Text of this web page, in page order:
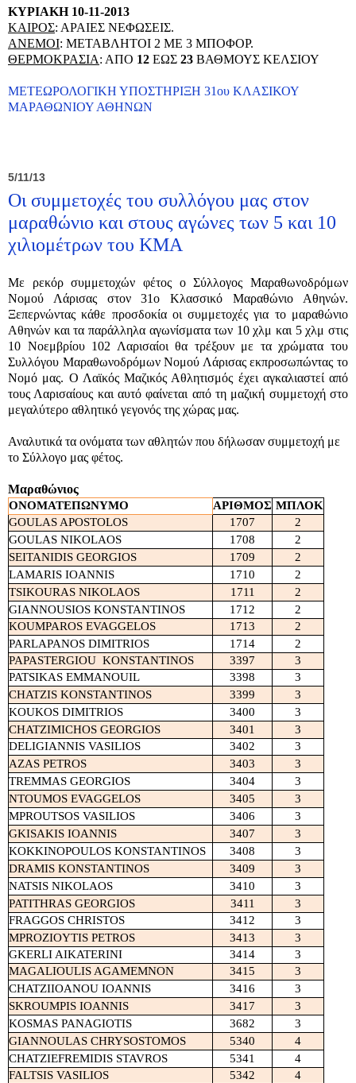
ΚΥΡΙΑΚΗ 10-11-2013
ΚΑΙΡΟΣ: ΑΡΑΙΕΣ ΝΕΦΩΣΕΙΣ.
ΑΝΕΜΟΙ: ΜΕΤΑΒΛΗΤΟΙ 2 ΜΕ 3 ΜΠΟΦΟΡ.
ΘΕΡΜΟΚΡΑΣΙΑ: ΑΠΟ 12 ΕΩΣ 23 ΒΑΘΜΟΥΣ ΚΕΛΣΙΟΥ
ΜΕΤΕΩΡΟΛΟΓΙΚΗ ΥΠΟΣΤΗΡΙΞΗ 31ου ΚΛΑΣΙΚΟΥ
ΜΑΡΑΘΩΝΙΟΥ ΑΘΗΝΩΝ
5/11/13
Οι συμμετοχές του συλλόγου μας στον
μαραθώνιο και στους αγώνες των 5 και 10
χιλιομέτρων του ΚΜΑ
Με ρεκόρ συμμετοχών φέτος ο Σύλλογος Μαραθωνοδρόμων
Νομού Λάρισας στον 31ο Κλασσικό Μαραθώνιο Αθηνών.
Ξεπερνώντας κάθε προσδοκία οι συμμετοχές για το μαραθώνιο
Αθηνών και τα παράλληλα αγωνίσματα των 10 χλμ και 5 χλμ στις
10 Νοεμβρίου 102 Λαρισαίοι θα τρέξουν με τα χρώματα του
Συλλόγου Μαραθωνοδρόμων Νομού Λάρισας εκπροσωπώντας το
Νομό μας. Ο Λαϊκός Μαζικός Αθλητισμός έχει αγκαλιαστεί από
τους Λαρισαίους και αυτό φαίνεται από τη μαζική συμμετοχή στο
μεγαλύτερο αθλητικό γεγονός της χώρας μας.
Αναλυτικά τα ονόματα των αθλητών που δήλωσαν συμμετοχή με
το Σύλλογο μας φέτος.
Μαραθώνιος
ΟΝΟΜΑΤΕΠΩΝΥΜΟ ΑΡΙΘΜΟΣ ΜΠΛΟΚ
GOULAS APOSTOLOS 1707
2
GOULAS NIKOLAOS 1708
2
SEITANIDIS GEORGIOS 1709
2
LAMARIS IOANNIS 1710
2
TSIKOURAS NIKOLAOS 1711
2
GIANNOUSIOS KONSTANTINOS 1712
2
KOUMPAROS EVAGGELOS
1713
2
PARLAPANOS DIMITRIOS 1714
2
PAPASTERGIOU KONSTANTINOS
3397
3
PATSIKAS EMMANOUIL
3398
3
CHATZIS KONSTANTINOS 3399
3
KOUKOS DIMITRIOS 3400
3
CHATZIMICHOS GEORGIOS 3401
3
DELIGIANNIS VASILIOS 3402
3
AZAS PETROS
3403
3
TREMMAS GEORGIOS 3404
3
NTOUMOS EVAGGELOS 3405
3
MPROUTSOS VASILIOS 3406
3
GKISAKIS IOANNIS 3407
3
KOKKINOPOULOS KONSTANTINOS 3408
3
DRAMIS KONSTANTINOS 3409
3
NATSIS NIKOLAOS 3410
3
PATITHRAS GEORGIOS 3411
3
FRAGGOS CHRISTOS 3412
3
MPROZIOYTIS PETROS 3413
3
GKERLI AIKATERINI
3414
3
MAGALIOULIS AGAMEMNON
3415
3
CHATZIIOANOU IOANNIS 3416
3
SKROUMPIS IOANNIS 3417
3
KOSMAS PANAGIOTIS 3682
3
GIANNOULAS CHRYSOSTOMOS 5340
4
CHATZIEFREMIDIS STAVROS 5341
4
FALTSIS VASILIOS 5342
4